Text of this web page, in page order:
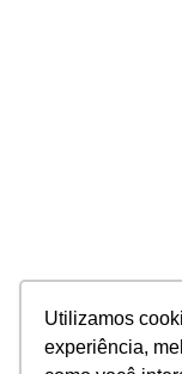
Utilizamos
experiência,